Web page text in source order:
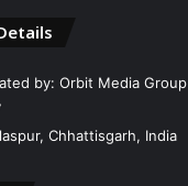
by: Orbit Media Group
Chhattisgarh, India